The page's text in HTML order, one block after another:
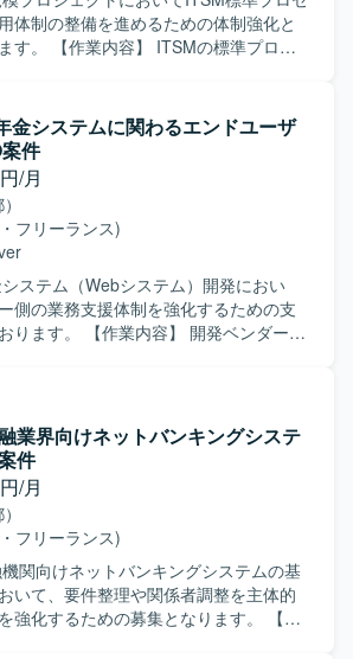
ーとして主体的かつ前向きに動けるタ
します。 ベンダーや社内各部門との折
やアプリのバージョンアップを通じて、
長に直結するプロジェクトに上流工程
きます。 複数のステークホルダーと協
理から推進まで一貫して携わること
プロジェクトマネジメントスキルの双
Webシステムおよ
プリケーションを対象としたプロジェ
。
体制の整備を進めるための体制強化と
標準プロセ
リース管理、構成管理、サービスカタ
ロセスについて、申請依頼メニューや
含めた設計を担当していただきます。
実施し、その後の運用チームへの引継
グや初期流動対応なども行っていただ
制のチームで進めていただきます。
ンフラ領域の技術的な背景を理解しつ
コミュニケーションを取りながらITSM
計できる方を求めております。ドキュ
行い、関係部門と協調しながら業務を
連のフェーズに関わることができるた
運用定着の両面で経験を積むことがで
域のチームと連携しながら、大規模プ
ITサービスマネジメントの基盤づくり
ツールを中
域のサービスデスク、オンサイト支
ク、オンプレミスおよびクラウド基盤
定しております。
金システムに関わるエンドユーザ
件
円/月
フリーランス)
システム（Webシステム）開発におい
側の業務支援体制を強化するための支
】 開発ベンダーが
いただきます。 また、プロジェクト運
の確認や課題・懸案の整理を行い、お
ダーに対して課題解決に向けた支援を
す。 加えて、エンドユーザーが作成す
のドキュメント作成支援も行っていた
ンドユーザー（発注者側）支援作業と
の設計・製造・テストなどの開発作業
の円滑な
を取りながら、主体的に課題を発見し
を求めております。 また、論理的な思
業界向けネットバンキングシステ
件
円/月
フリーランス)
機関向けネットバンキングシステムの基
いて、要件整理や関係者調整を主体的
化するための募集となります。 【作